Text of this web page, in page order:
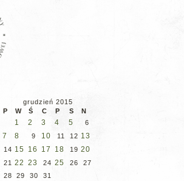
grudzień 2015
P
W Ś C P S N
1 2 3 4 5 6
7 8 9 10 11 12 13
14 15 16 17 18 19 20
21 22 23 24 25 26
27
28
29 30 31